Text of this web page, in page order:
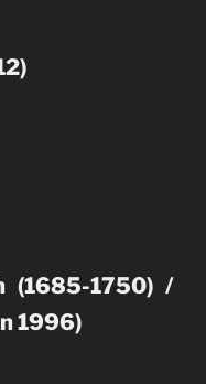
(1685-1750) /
1996)